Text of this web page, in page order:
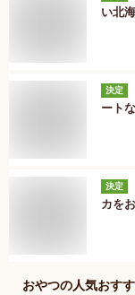
い北
決定
ート
決定
カを
おやつの人気おす